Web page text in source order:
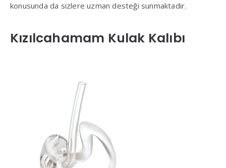
konusunda da sizlere uzman desteği sunmaktadır.
Kızılcahamam Kulak Kalıbı